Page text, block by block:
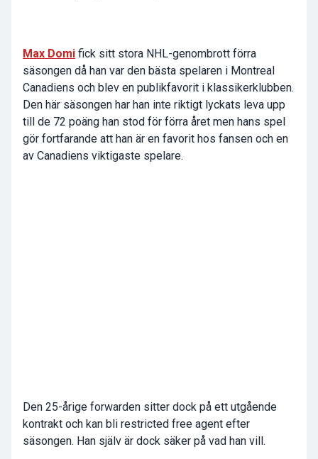
Max Domi fick sitt stora NHL-genombrott förra
säsongen då han var den bästa spelaren i Montreal
Canadiens och blev en publikfavorit i klassikerklubben.
Den här säsongen har han inte riktigt lyckats leva upp
till de 72 poäng han stod för förra året men hans spel
gör fortfarande att han är en favorit hos fansen och en
av Canadiens viktigaste spelare.
Den 25-årige forwarden sitter dock på ett utgående
kontrakt och kan bli restricted free agent efter
säsongen. Han själv är dock säker på vad han vill.